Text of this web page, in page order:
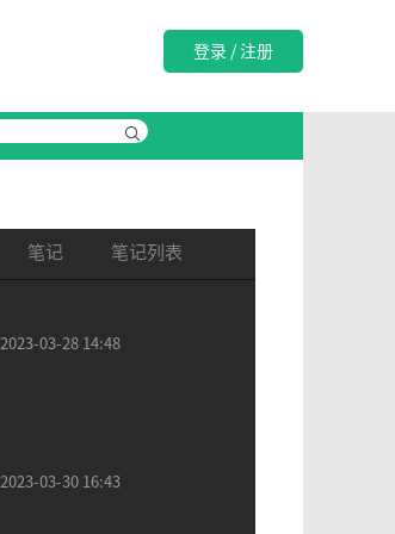
登录 / 注册
笔记 笔记列表
2023-03-28 14:48
2023-03-30 16:43